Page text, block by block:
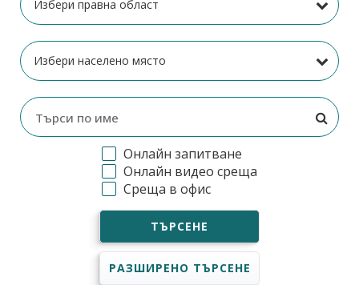
Онлайн запитване
Онлайн видео среща
Среща в офис
ТЪРСЕНЕ
РАЗШИРЕНО ТЪРСЕНЕ